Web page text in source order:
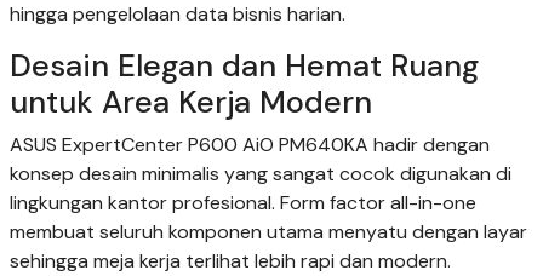
hingga pengelolaan data bisnis harian.
Desain Elegan dan Hemat Ruang
untuk Area Kerja Modern
ASUS ExpertCenter P600 AiO PM640KA hadir dengan
konsep desain minimalis yang sangat cocok digunakan di
lingkungan kantor profesional. Form factor all-in-one
membuat seluruh komponen utama menyatu dengan layar
sehingga meja kerja terlihat lebih rapi dan modern.